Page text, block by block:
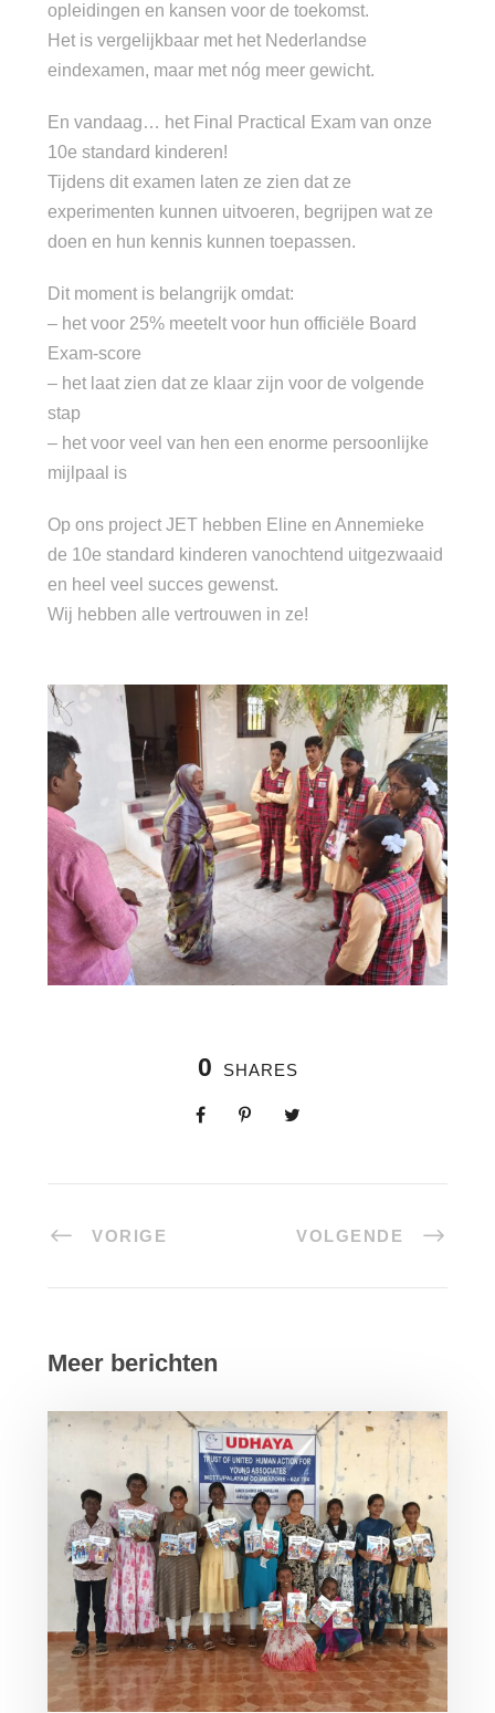
opleidingen en kansen voor de toekomst.
Het is vergelijkbaar met het Nederlandse
eindexamen, maar met nóg meer gewicht.
En vandaag… het Final Practical Exam van onze
10e standard kinderen!
Tijdens dit examen laten ze zien dat ze
experimenten kunnen uitvoeren, begrijpen wat ze
doen en hun kennis kunnen toepassen.
Dit moment is belangrijk omdat:
– het voor 25% meetelt voor hun officiële Board
Exam-score
– het laat zien dat ze klaar zijn voor de volgende
stap
– het voor veel van hen een enorme persoonlijke
mijlpaal is
Op ons project JET hebben Eline en Annemieke
de 10e standard kinderen vanochtend uitgezwaaid
en heel veel succes gewenst.
Wij hebben alle vertrouwen in ze!
0 SHARES
VORIGE VOLGENDE
Meer berichten